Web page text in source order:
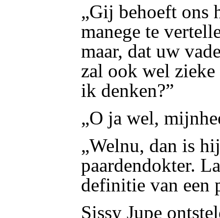
„Gij behoeft ons
manege te
maar, dat uw
zal ook wel zieke
ik denken?”
„O ja wel,
„Welnu, dan is
paardendokter.
definitie van een
Sissy Jupe